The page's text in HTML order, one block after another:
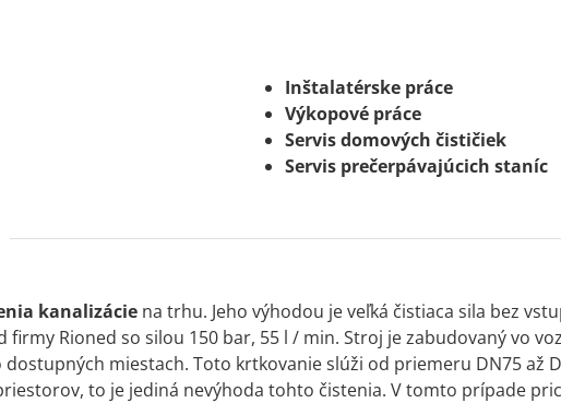
Inštalatérske práce
Výkopové práce
Servis domových čističiek
Servis prečerpávajúcich staníc
kanalizácie na trhu. Jeho výhodou je veľká čistiaca sila bez
Rioned so silou 150 bar, 55 l / min. Stroj je zabudovaný vo
miestach. Toto krtkovanie slúži od priemeru DN75 až
to je jediná nevýhoda tohto čistenia. V tomto prípade